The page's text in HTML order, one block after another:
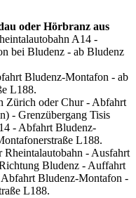
oder Hörbranz aus
A14 -
bei Bludenz - ab Bludenz
Bludenz-Montafon - ab
L188.
Zürich oder Chur - Abfahrt
- Grenzübergang Tisis
- Abfahrt Bludenz-
L188.
Rheintalautobahn - Ausfahrt
Bludenz - Auffahrt
Bludenz-Montafon -
L188.